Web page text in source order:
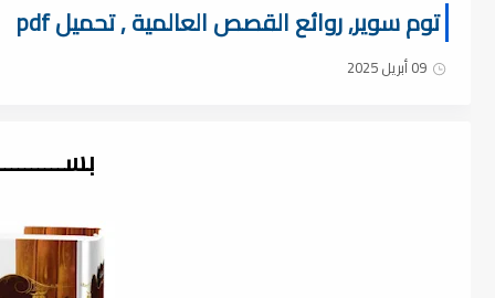
توم سوير, روائع القصص العالمية , تحميل pdf
09 أبريل 2025